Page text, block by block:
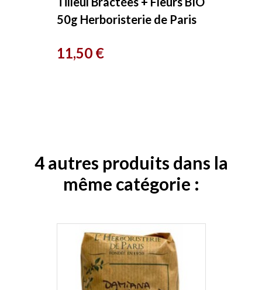
50g Herboristerie de Paris
Prix
11,50 €
4 autres produits dans la
même catégorie :